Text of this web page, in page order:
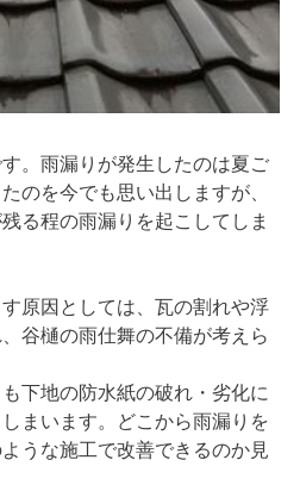
。雨漏りが発生したのは夏ご
のを今でも思い出しますが、
る程の雨漏りを起こしてしま
原因としては、瓦の割れや浮
谷樋の雨仕舞の不備が考えら
下地の防水紙の破れ・劣化に
まいます。どこから雨漏りを
うな施工で改善できるのか見